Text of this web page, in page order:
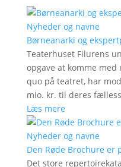
Nyheder og navne
Børneanarki og
Teaterhuset Filurens
opgave at komme
quo på teatret, har
mio. kr. til deres
Læs mere
Nyheder og navne
Den Røde Brochure er
Det store